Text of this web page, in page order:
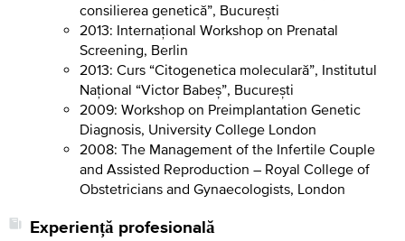
consilierea genetică”, București
2013: Internațional Workshop on Prenatal
Screening, Berlin
2013: Curs “Citogenetica moleculară”, Institutul
Național “Victor Babeș”, București
2009: Workshop on Preimplantation Genetic
Diagnosis, University College London
2008: The Management of the Infertile Couple
and Assisted Reproduction – Royal College of
Obstetricians and Gynaecologists, London
Experiență profesională